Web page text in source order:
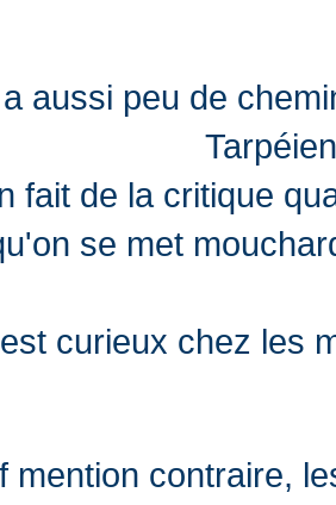
aussi peu de
fait de la critique
se met
curieux chez les
mention contraire,